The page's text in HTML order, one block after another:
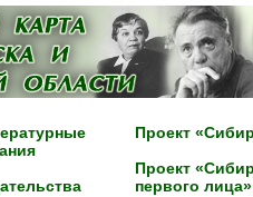
Проект
Проект
первого лица»